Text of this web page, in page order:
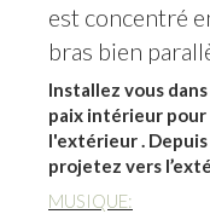
est concentré
bras bien
Installez vous
paix intérieur
l'extérieur .
projetez vers
MUSIQUE: